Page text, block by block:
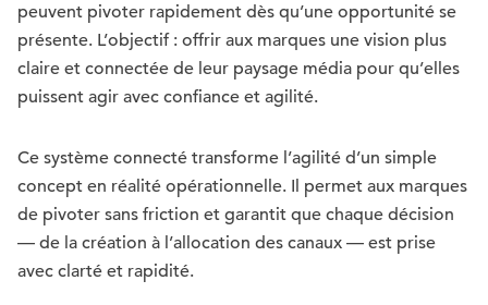
peuvent pivoter rapidement dès qu’une opportunité se
présente. L’objectif : offrir aux marques une vision plus
claire et connectée de leur paysage média pour qu’elles
puissent agir avec confiance et agilité.
Ce système connecté transforme l’agilité d’un simple
concept en réalité opérationnelle. Il permet aux marques
de pivoter sans friction et garantit que chaque décision
— de la création à l’allocation des canaux — est prise
avec clarté et rapidité.